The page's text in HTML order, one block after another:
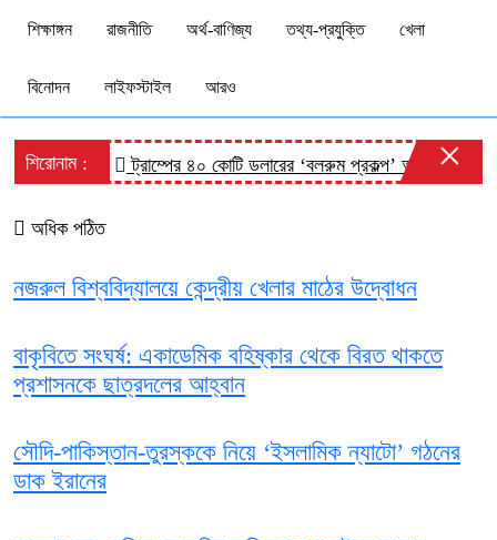
শিক্ষাঙ্গন রাজনীতি অর্থ-বাণিজ্য তথ্য-প্রযুক্তি খেলা
বিনোদন লাইফস্টাইল আরও
শিরোনাম : ট্রাম্পের ৪০ কোটি ডলারের ‘বলরুম প্রকল্প’ আটকে দিলেন
×
অধিক পঠিত
নজরুল বিশ্ববিদ্যালয়ে কেন্দ্রীয় খেলার মাঠের উদ্বোধন
বাকৃবিতে সংঘর্ষ: একাডেমিক বহিষ্কার থেকে বিরত থাকতে
প্রশাসনকে ছাত্রদলের আহ্বান
সৌদি-পাকিস্তান-তুরস্ককে নিয়ে ‘ইসলামিক ন্যাটো’ গঠনের
ডাক ইরানের